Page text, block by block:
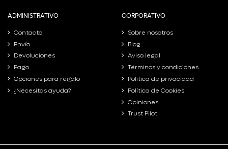
ADMINISTRATIVO
Contacto
Envío
Devoluciones
Pago
Opciones para regalo
¿Necesitas ayuda?
CORPORATIVO
Sobre nosotros
Blog
Aviso legal
Términos y condiciones
Politica de privacidad
Política de Cookies
Opiniones
Trust Pilot